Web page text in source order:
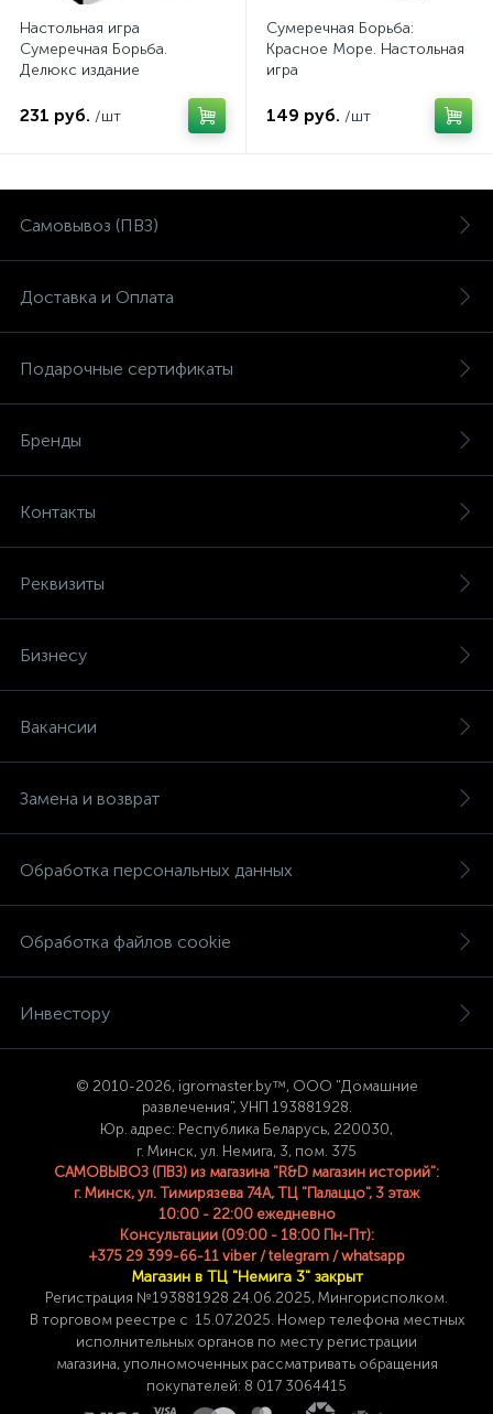
Настольная игра
Сумеречная Борьба.
Делюкс издание
231 руб. /шт
Сумеречная Борьба:
Красное Море. Настольная
игра
149 руб. /шт
Самовывоз (ПВЗ)
Доставка и Оплата
Подарочные сертификаты
Бренды
Контакты
Реквизиты
Бизнесу
Вакансии
Замена и возврат
Обработка персональных данных
Обработка файлов cookie
Инвестору
© 2010-2026, igromaster.by™, ООО "Домашние
развлечения", УНП 193881928.
Юр. адрес: Республика Беларусь, 220030,
г. Минск, ул. Немига, 3, пом. 375
САМОВЫВОЗ (ПВЗ) из магазина "R&D магазин историй":
г. Минск, ул. Тимирязева 74A, ТЦ "Палаццо", 3 этаж
10:00 - 22:00 ежедневно
Консультации (09:00 - 18:00 Пн-Пт):
+375 29 399-66-11 viber / telegram / whatsapp
Магазин в ТЦ "Немига 3" закрыт
Регистрация №193881928 24 .06.2025, Мингорисполком.
В торговом реестре с 15.07.2025. Номер телефона местных
исполнительных органов по месту регистрации
магазина,уполномоченных рассматривать обращения
покупателей: 8 017 3064415